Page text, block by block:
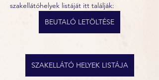
szakellátóhelyek listáját itt találják:
BEUTALÓ LETÖLTÉSE
SZAKELLÁTÓ HELYEK LISTÁJA